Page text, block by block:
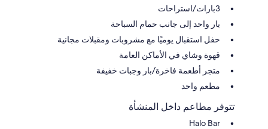
3بارات/استراحات
بار واحد إلى جانب حمام السباحة
حفل استقبال يوميًا مع مشروبات ومقبلات مجانية
قهوة وشاي في الأماكن العامة
متجر أطعمة فاخرة/بار وجبات خفيفة
مطعم واحد
تتوفر مطاعم داخل المنشأة
Halo Bar